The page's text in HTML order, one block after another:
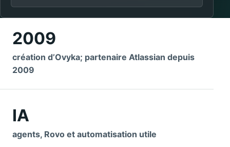
2009
création d’Ovyka; partenaire Atlassian depuis
2009
IA
agents, Rovo et automatisation utile